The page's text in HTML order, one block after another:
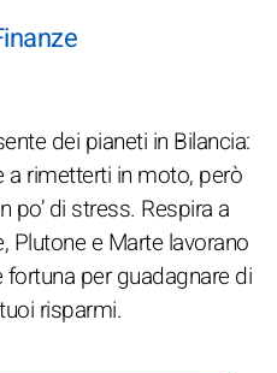
dei pianeti in Bilancia:
rimetterti in moto, però
di stress. Respira a
Plutone e Marte lavorano
per guadagnare di
risparmi.